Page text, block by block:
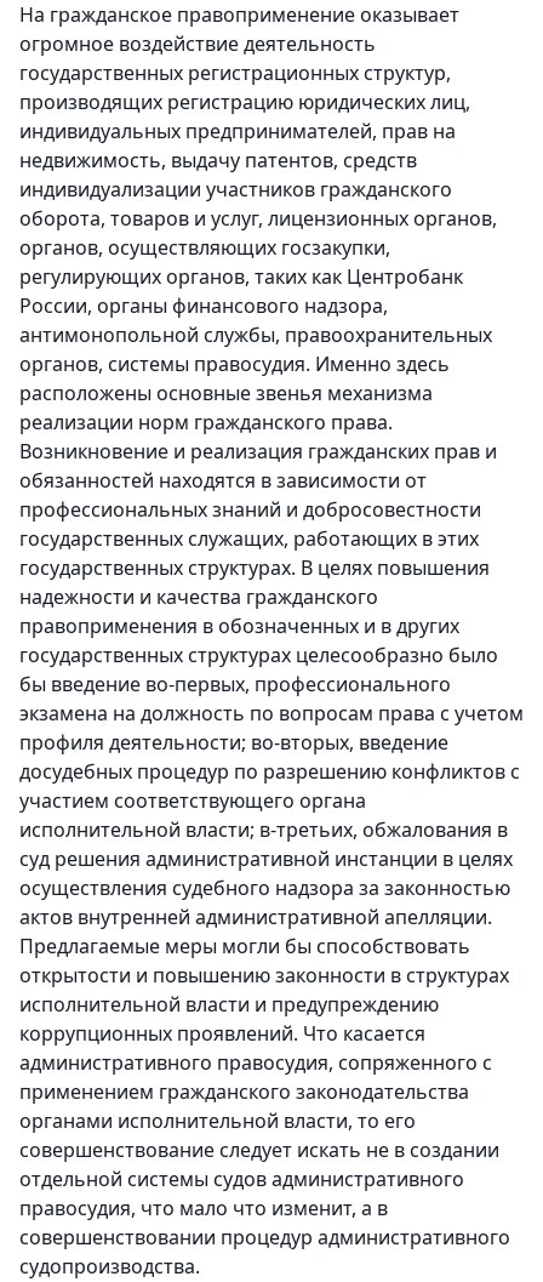
На гражданское правоприменение оказывает
огромное воздействие деятельность
государственных регистрационных структур,
производящих регистрацию юридических лиц,
индивидуальных предпринимателей, прав на
недвижимость, выдачу патентов, средств
индивидуализации участников гражданского
оборота, товаров и услуг, лицензионных органов,
органов, осуществляющих госзакупки,
регулирующих органов, таких как Центробанк
России, органы финансового надзора,
антимонопольной службы, правоохранительных
органов, системы правосудия. Именно здесь
расположены основные звенья механизма
реализации норм гражданского права.
Возникновение и реализация гражданских прав и
обязанностей находятся в зависимости от
профессиональных знаний и добросовестности
государственных служащих, работающих в этих
государственных структурах. В целях повышения
надежности и качества гражданского
правоприменения в обозначенных и в других
государственных структурах целесообразно было
бы введение во-первых, профессионального
экзамена на должность по вопросам права с учетом
профиля деятельности; во-вторых, введение
досудебных процедур по разрешению конфликтов с
участием соответствующего органа
исполнительной власти; в-третьих, обжалования в
суд решения административной инстанции в целях
осуществления судебного надзора за законностью
актов внутренней административной апелляции.
Предлагаемые меры могли бы способствовать
открытости и повышению законности в структурах
исполнительной власти и предупреждению
коррупционных проявлений. Что касается
административного правосудия, сопряженного с
применением гражданского законодательства
органами исполнительной власти, то его
совершенствование следует искать не в создании
отдельной системы судов административного
правосудия, что мало что изменит, а в
совершенствовании процедур административного
судопроизводства.